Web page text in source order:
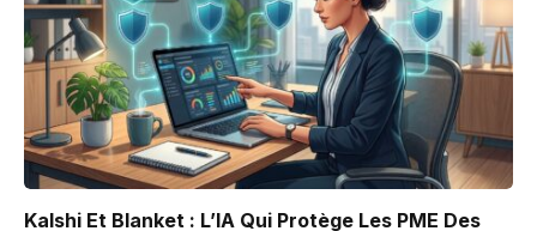
Kalshi Et Blanket : L’IA Qui Protège Les PME Des